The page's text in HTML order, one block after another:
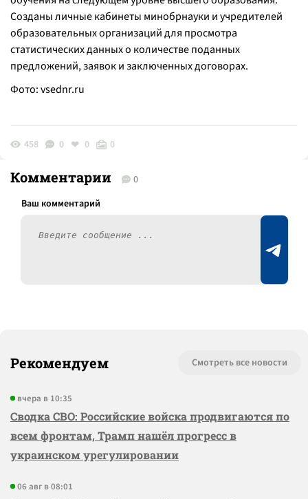
Созданы личные кабинеты минобрнауки и учредителей
образовательных организаций для просмотра
статистических данных о количестве поданных
предложений, заявок и заключенных договорах.
Фото:vsednr.ru
458 0 0 0
Комментарии 0
Рекомендуем Смотреть все новости
вчера в 10:35
Сводка СВО: Российские войска продвигаются по
всем фронтам, Трамп нашёл прогресс в
украинском урегулировании
06 авг в 08:01